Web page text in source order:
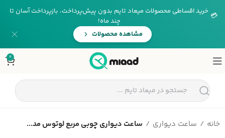
💳 خرید اقساطی محصولات میعاد تایم بدون پیش‌پرداخت، بازپرداخت آسان تا
چند ماه!
مشاهده محصولات
0
خانه ساعت دیواری ساعت دیواری چوبی مربع لوتوس مد...